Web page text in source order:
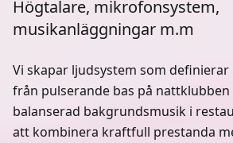
Högtalare, mikrofonsystem,
musikanläggningar m.m
Vi skapar ljudsystem som
från pulserande bas på
balanserad bakgrundsmusik i
att kombinera kraftfull prestanda